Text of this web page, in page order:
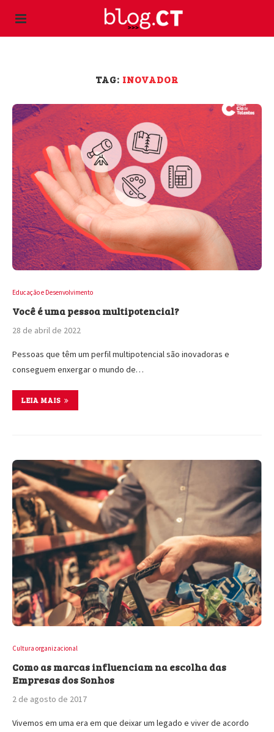
TAG: INOVADOR
Educação e Desenvolvimento
Você é uma pessoa multipotencial?
28 de abril de 2022
Pessoas que têm um perfil multipotencial são inovadoras e
conseguem enxergar o mundo de…
LEIA MAIS
Cultura organizacional
Como as marcas influenciam na escolha das
Empresas dos Sonhos
2 de agosto de 2017
Vivemos em uma era em que deixar um legado e viver de acordo